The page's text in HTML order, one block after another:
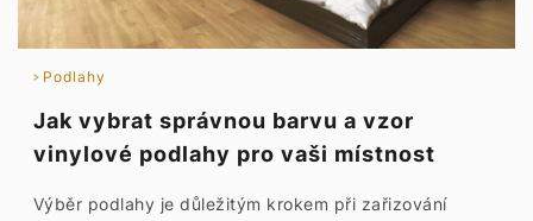
Podlahy
Jak vybrat správnou barvu a vzor
vinylové podlahy pro vaši místnost
Výběr podlahy je důležitým krokem při zařizování